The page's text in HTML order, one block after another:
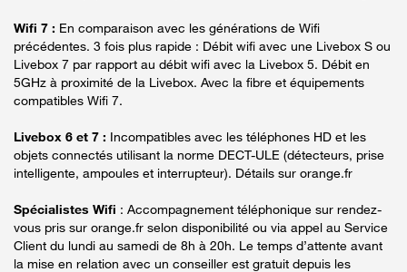
Wifi 7 : En comparaison avec les générations de Wifi
précédentes. 3 fois plus rapide : Débit wifi avec une Livebox S ou
Livebox 7 par rapport au débit wifi avec la Livebox 5. Débit en
5GHz à proximité de la Livebox. Avec la fibre et équipements
compatibles Wifi 7.
Livebox 6 et 7 : Incompatibles avec les téléphones HD et les
objets connectés utilisant la norme DECT-ULE (détecteurs, prise
intelligente, ampoules et interrupteur). Détails sur orange.fr
Spécialistes Wifi : Accompagnement téléphonique sur rendez-
vous pris sur orange.fr selon disponibilité ou via appel au Service
Client du lundi au samedi de 8h à 20h. Le temps d’attente avant
la mise en relation avec un conseiller est gratuit depuis les